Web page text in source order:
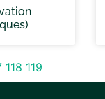
118 119